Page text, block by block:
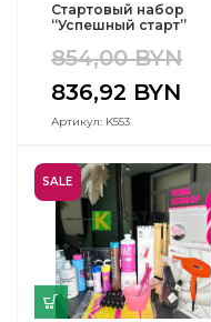
Cтартовый набор
“Успешный старт”
854,00BYN
836,92 BYN
Артикул: K553
SALE